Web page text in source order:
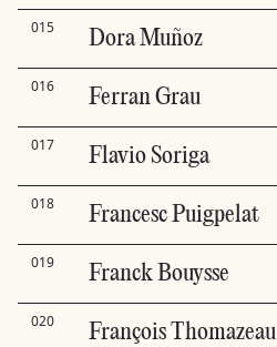
015 Dora Muñoz
016 Ferran Grau
017 Flavio Soriga
018 Francesc Puigpelat
019 Franck Bouysse
020 François Thomazeau